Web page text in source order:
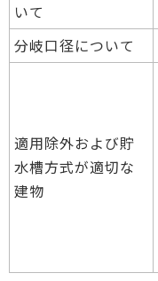
いて
分岐口径について
適用除外および貯
水槽方式が適切な
建物